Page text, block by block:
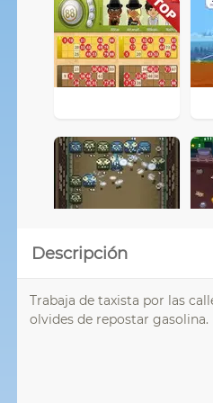
Descripción
Trabaja de taxista por las
olvides de repostar gasolina.